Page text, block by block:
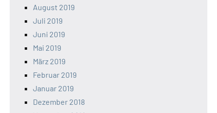
August 2019
Juli 2019
Juni 2019
Mai 2019
März 2019
Februar 2019
Januar 2019
Dezember 2018